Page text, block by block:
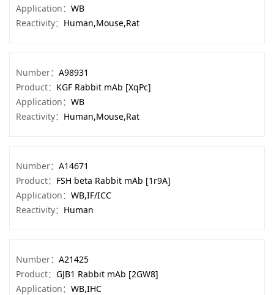
Application： WB
Reactivity： Human,Mouse,Rat
Number： A98931
Product： KGF Rabbit mAb [XqPc]
Application： WB
Reactivity： Human,Mouse,Rat
Number： A14671
Product： FSH beta Rabbit mAb [1r9A]
Application： WB,IF/ICC
Reactivity： Human
Number： A21425
Product： GJB1 Rabbit mAb [2GW8]
Application： WB,IHC